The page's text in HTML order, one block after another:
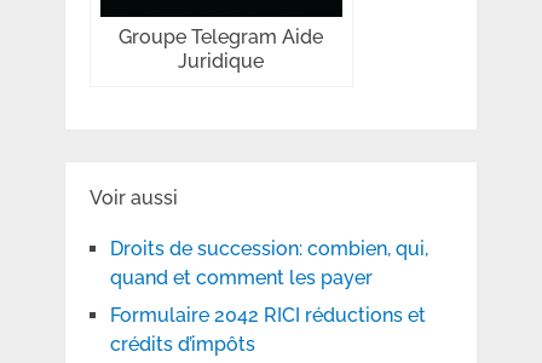
Groupe Telegram Aide
Juridique
Voir aussi
Droits de succession: combien, qui,
quand et comment les payer
Formulaire 2042 RICI réductions et
crédits d’impôts